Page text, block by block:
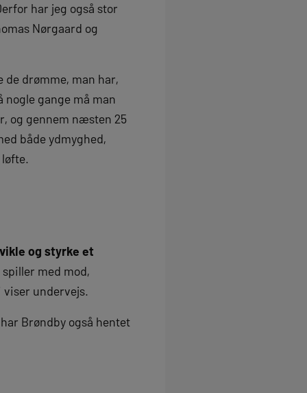
har jeg også stor
Nørgaard og
de drømme, man har,
nogle gange må man
og gennem næsten 25
både ydmyghed,
og styrke et
med mod,
undervejs.
Brøndby også hentet